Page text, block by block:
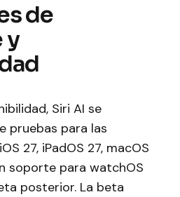
de
y
Siri AI se
pruebas para las
27, iPadOS 27, macOS
soporte para watchOS
posterior. La beta